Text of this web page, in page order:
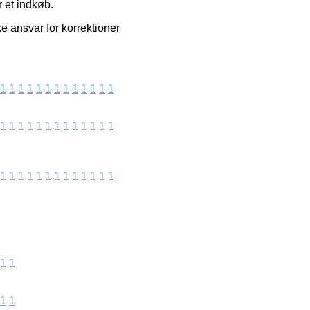
et indkøb.
ansvar for korrektioner
1 1 1 1 1 1 1 1 1 1 1 1 1
1 1 1 1 1 1 1 1 1 1 1 1 1
1 1 1 1 1 1 1 1 1 1 1 1 1
1 1
1 1